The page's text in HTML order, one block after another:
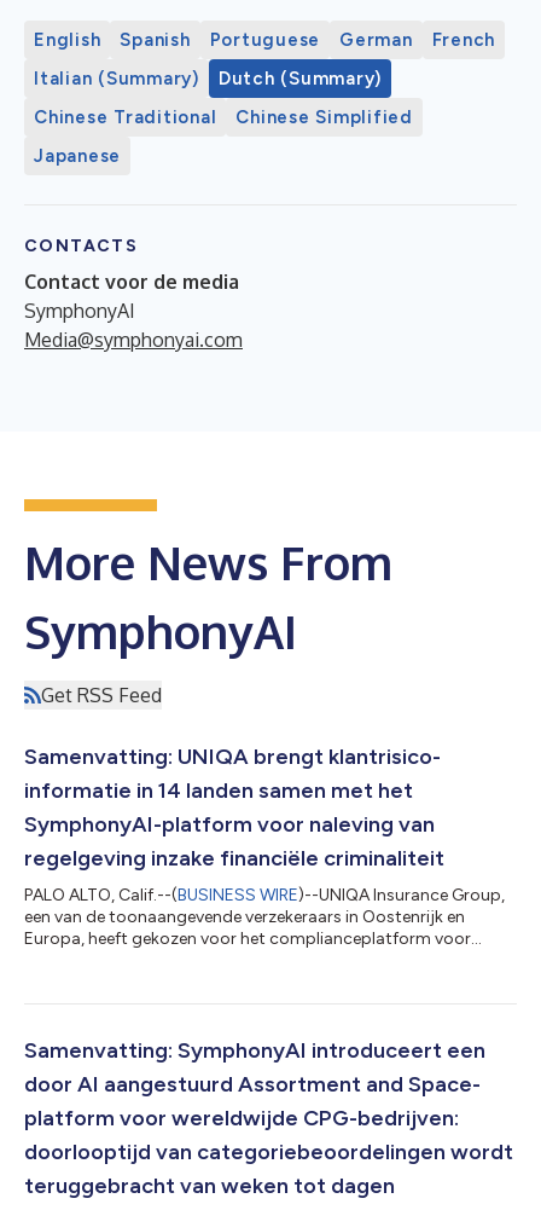
English Spanish Portuguese German
French
Italian (Summary)
Dutch (Summary)
Chinese Traditional
Chinese Simplified
Japanese
CONTACTS
Contact voor de media
SymphonyAI
Media@symphonyai.com
More News From
SymphonyAI
Get RSS Feed
Samenvatting: UNIQA brengt klantrisico-
informatie in 14 landen samen met het
SymphonyAI-platform voor naleving van
regelgeving inzake financiële criminaliteit
PALO ALTO, Calif.--(BUSINESS WIRE)--UNIQA Insurance Group,
een van de toonaangevende verzekeraars in Oostenrijk en
Europa, heeft gekozen voor het complianceplatform voor
om de klantonderzoeksprocedures (CDD) binnen de hele
activiteiten in 14 landen en ongeveer 17 miljoen klanten brengt
UNIQA een van de meest complexe complian...
Samenvatting: SymphonyAI introduceert een
door AI aangestuurd Assortment and Space-
platform voor wereldwijde CPG-bedrijven:
doorlooptijd van categoriebeoordelingen wordt
teruggebracht van weken tot dagen